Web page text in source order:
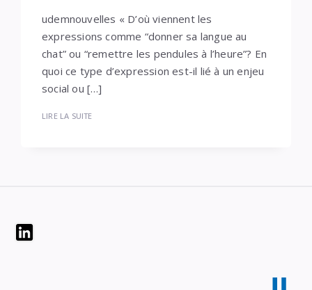
udemnouvelles « D’où viennent les
expressions comme “donner sa langue au
chat” ou “remettre les pendules à l’heure”? En
quoi ce type d’expression est-il lié à un enjeu
social ou […]
LIRE LA SUITE
Widgets